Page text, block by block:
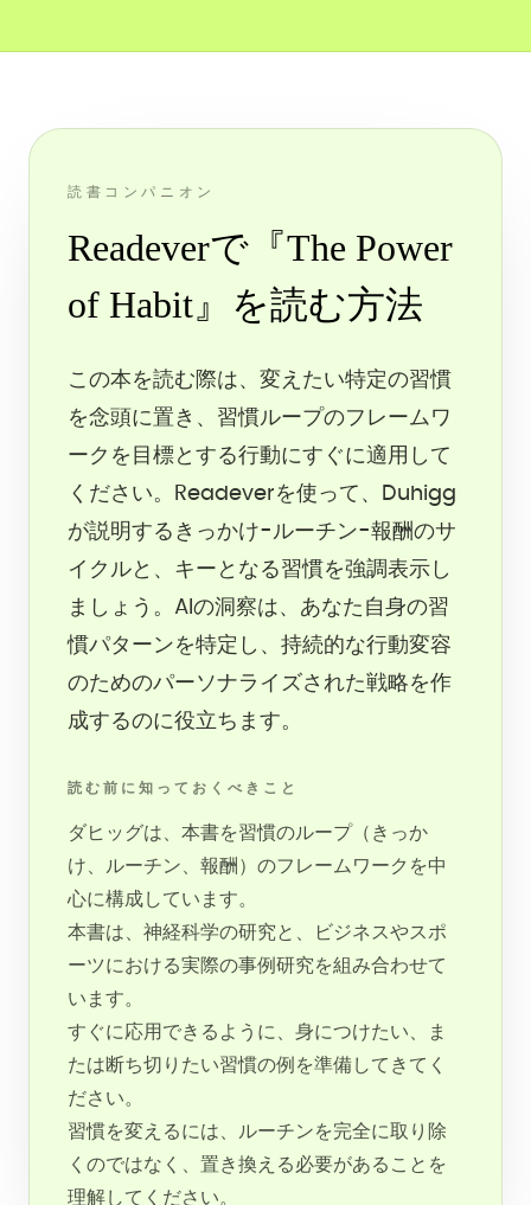
読書コンパニオン
Readeverで『The Power
of Habit』を読む方法
この本を読む際は、変えたい特定の習慣
を念頭に置き、習慣ループのフレームワ
ークを目標とする行動にすぐに適用して
ください。Readeverを使って、Duhigg
が説明するきっかけ-ルーチン-報酬のサ
イクルと、キーとなる習慣を強調表示し
ましょう。AIの洞察は、あなた自身の習
慣パターンを特定し、持続的な行動変容
のためのパーソナライズされた戦略を作
成するのに役立ちます。
読む前に知っておくべきこと
ダヒッグは、本書を習慣のループ（きっか
け、ルーチン、報酬）のフレームワークを中
心に構成しています。
本書は、神経科学の研究と、ビジネスやスポ
ーツにおける実際の事例研究を組み合わせて
います。
すぐに応用できるように、身につけたい、ま
たは断ち切りたい習慣の例を準備してきてく
ださい。
習慣を変えるには、ルーチンを完全に取り除
くのではなく、置き換える必要があることを
理解してください。